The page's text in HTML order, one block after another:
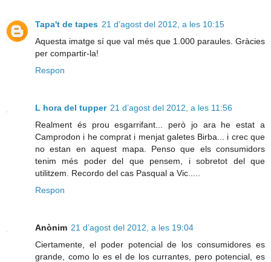
Tapa't de tapes 21 d’agost del 2012, a les 10:15
Aquesta imatge sí que val més que 1.000 paraules. Gràcies
per compartir-la!
Respon
L hora del tupper 21 d’agost del 2012, a les 11:56
Realment és prou esgarrifant... però jo ara he estat a
Camprodon i he comprat i menjat galetes Birba... i crec que
no estan en aquest mapa. Penso que els consumidors
tenim més poder del que pensem, i sobretot del que
utilitzem. Recordo del cas Pasqual a Vic.....
Respon
Anònim 21 d’agost del 2012, a les 19:04
Ciertamente, el poder potencial de los consumidores es
grande, como lo es el de los currantes, pero potencial, es